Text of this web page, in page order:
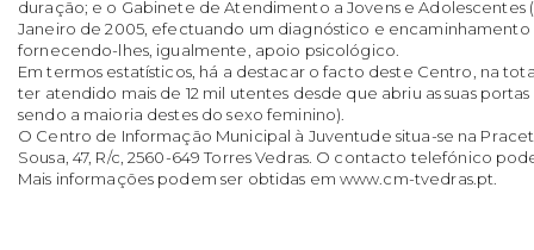
duração; e o Gabinete de Atendimento a Jovens e Adolescentes
Janeiro de 2005, efectuando um diagnóstico e encaminhamento
fornecendo-lhes, igualmente, apoio psicológico.
Em termos estatísticos, há a destacar o facto deste Centro, na
ter atendido mais de 12 mil utentes desde que abriu as suas
sendo a maioria destes do sexo feminino).
O Centro de Informação Municipal à Juventude situa-se na
Sousa, 47, R/c, 2560-649 Torres Vedras. O contacto telefónico
Mais informações podem ser obtidas em www.cm-tvedras.pt.